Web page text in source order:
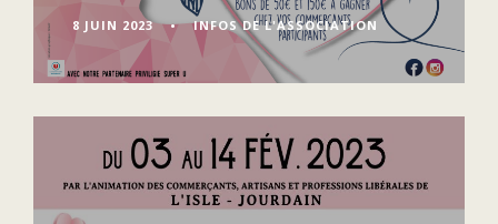
8 JUIN 2023 • INFOS DE L'ASSOCIATION